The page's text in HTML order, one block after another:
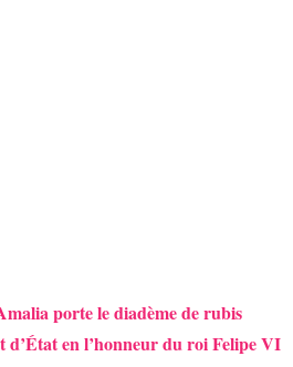
porte le diadème de rubis
en l’honneur du roi Felipe VI